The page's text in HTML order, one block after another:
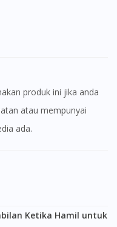
Singapore
atau mempunyai
ada.
Ketika Hamil untuk